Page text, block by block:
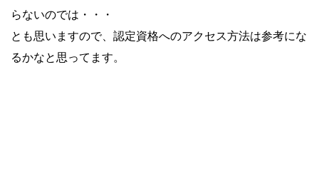
らないのでは・・・
とも思いますので、認定資格へのアクセス方法は参考にな
るかなと思ってます。